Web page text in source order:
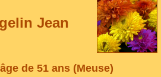
Jean
de 51 ans (Meuse)